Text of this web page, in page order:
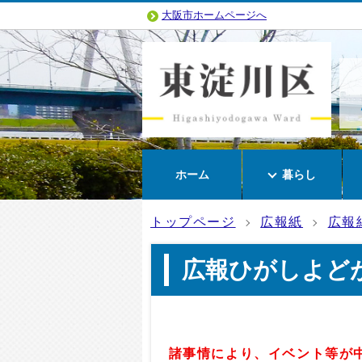
大阪市ホームページへ
ホーム 暮らし
トップページ 広報紙 広報
広報ひがしよど
諸事情により 、イベント等が